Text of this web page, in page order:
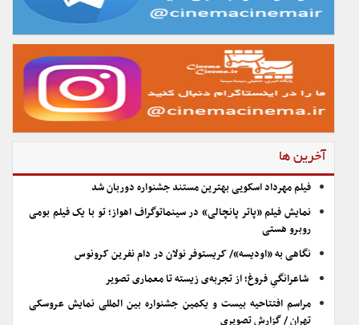
آخرین ها
فیلم مهرداد اسکویی بهترین مستند جشنواره دوربان شد
نمایش فیلم «پاتر پانچالی» در سینماتوگراف اهواز؛ تو با یک فیلم بومی
روبرو هستی
نگاهی به «اودیسه»/ کریستوفر نولان در دام نفرین کرونوس
شاعرانگیِ فروغ؛ از تجربه‌ی زیسته تا معماری تصویر
مراسم افتتاحیه بیست و یکمین جشنواره بین المللی نمایش عروسکی
تهران / گزارش تصویری